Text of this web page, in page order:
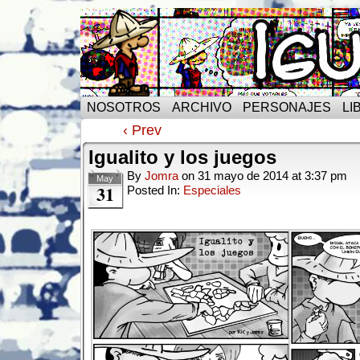
NOSOTROS ARCHIVO PERSONAJES
‹ Prev
Igualito y los juegos
May
31
By Jomra on 31 mayo de 2014 at 3:37 pm
Posted In: Especiales